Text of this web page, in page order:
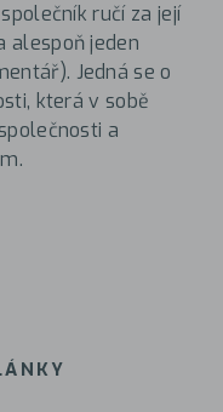
ručí za její
alespoň jeden
Jedná se o
která v sobě
a